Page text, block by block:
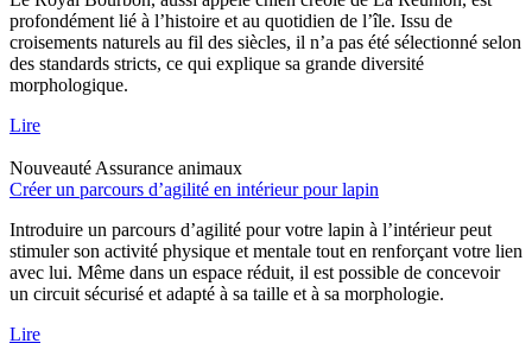
profondément lié à l’histoire et au quotidien de l’île. Issu de
croisements naturels au fil des siècles, il n’a pas été sélectionné selon
des standards stricts, ce qui explique sa grande diversité
morphologique.
Lire
Nouveauté Assurance animaux
Créer un parcours d’agilité en intérieur pour lapin
Introduire un parcours d’agilité pour votre lapin à l’intérieur peut
stimuler son activité physique et mentale tout en renforçant votre lien
avec lui. Même dans un espace réduit, il est possible de concevoir
un circuit sécurisé et adapté à sa taille et à sa morphologie.
Lire